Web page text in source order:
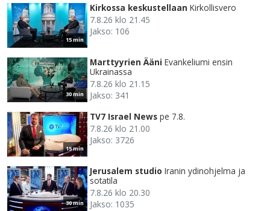
15 min
Kirkossa keskustellaan Kirkollisvero
7.8.26 klo 21.45
Jakso: 106
30 min
Marttyyrien Ääni Evankeliumi ensin
Ukrainassa
7.8.26 klo 21.15
Jakso: 341
15 min
TV7 Israel News pe 7.8.
7.8.26 klo 21.00
Jakso: 3726
30 min
Jerusalem studio Iranin ydinohjelma ja
sotatila
7.8.26 klo 20.30
Jakso: 1035